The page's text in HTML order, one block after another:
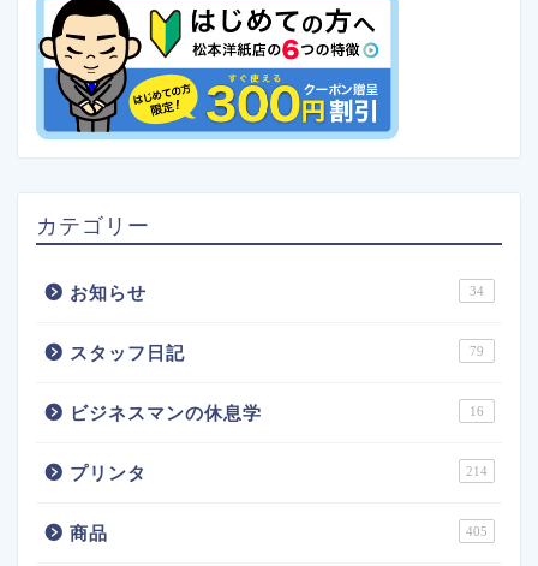
カテゴリー
お知らせ 34
スタッフ日記 79
ビジネスマンの休息学 16
プリンタ 214
商品 405